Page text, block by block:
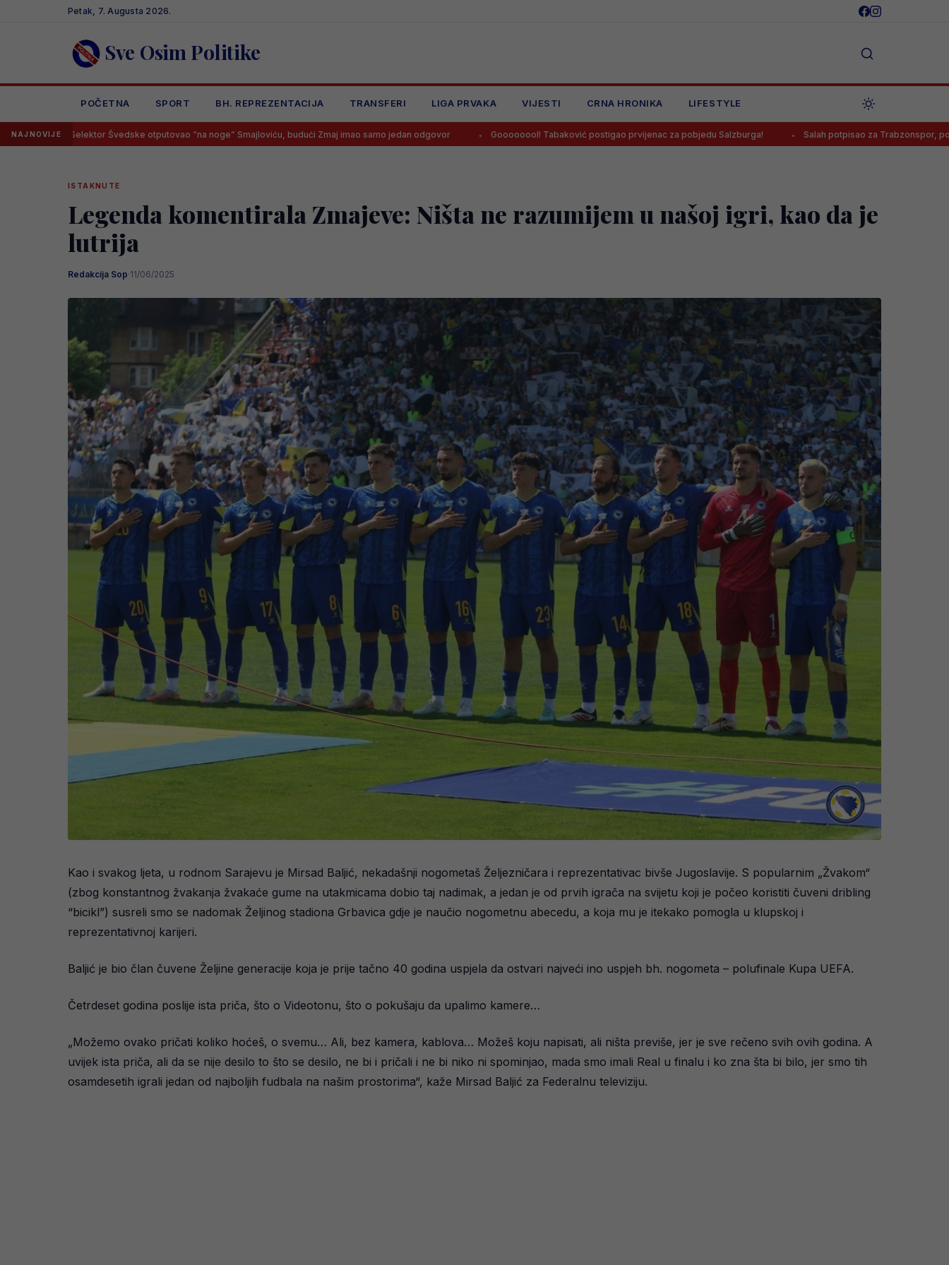
Petak, 7. Augusta 2026.
Sve Osim Politike
POČETNA SPORT BH. REPREZENTACIJA TRANSFERI LIGA PRVAKA VIJESTI CRNA HRONIKA LIFESTYLE
NAJNOVIJE
Švedske otputovao “na noge” Smajloviću, budući Zmaj imao samo jedan odgovor Goooooool! Tabaković postigao prvijenac za pobjedu Salzburga! Salah potpisao za Trabzonspor, poznato koliko će
ISTAKNUTE
Legenda komentirala Zmajeve: Ništa ne razumijem u našoj igri, kao da je
lutrija
Redakcija Sop·11/06/2025
Kao i svakog ljeta, u rodnom Sarajevu je Mirsad Baljić, nekadašnji nogometaš Željezničara i reprezentativac bivše Jugoslavije. S popularnim „Žvakom“
(zbog konstantnog žvakanja žvakaće gume na utakmicama dobio taj nadimak, a jedan je od prvih igrača na svijetu koji je počeo koristiti čuveni dribling
“bicikl”) susreli smo se nadomak Željinog stadiona Grbavica gdje je naučio nogometnu abecedu, a koja mu je itekako pomogla u klupskoj i
reprezentativnoj karijeri.
Baljić je bio član čuvene Željine generacije koja je prije tačno 40 godina uspjela da ostvari najveći ino uspjeh bh. nogometa – polufinale Kupa UEFA.
Četrdeset godina poslije ista priča, što o Videotonu, što o pokušaju da upalimo kamere…
„Možemo ovako pričati koliko hoćeš, o svemu… Ali, bez kamera, kablova… Možeš koju napisati, ali ništa previše, jer je sve rečeno svih ovih godina. A
uvijek ista priča, ali da se nije desilo to što se desilo, ne bi i pričali i ne bi niko ni spominjao, mada smo imali Real u finalu i ko zna šta bi bilo, jer smo tih
osamdesetih igrali jedan od najboljih fudbala na našim prostorima“, kaže Mirsad Baljić za Federalnu televiziju.